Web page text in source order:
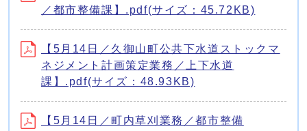
／都市整備課】.pdf(サイズ：45.72KB)
【5月14日／久御山町公共下水道ストックマ
ネジメント計画策定業務／上下水道
課】.pdf(サイズ：48.93KB)
【5月14日／町内草刈業務／都市整備